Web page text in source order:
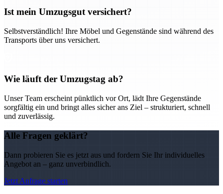
Ist mein Umzugsgut versichert?
Selbstverständlich! Ihre Möbel und Gegenstände sind während des
Transports über uns versichert.
Wie läuft der Umzugstag ab?
Unser Team erscheint pünktlich vor Ort, lädt Ihre Gegenstände
sorgfältig ein und bringt alles sicher ans Ziel – strukturiert, schnell
und zuverlässig.
Alle Fragen geklärt?
Dann probieren Sie es jetzt aus und fordern Sie Ihr individuelles
Angebot an – ganz unverbindlich.
Jetzt Anfrage starten